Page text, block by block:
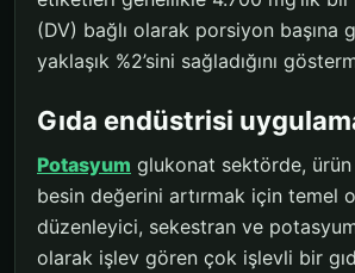
(DV) bağlı olarak porsiyon başına
yaklaşık %2’sini sağladığını
Gıda endüstrisi
Potasyum glukonat sektörde,
besin değerini artırmak için temel
düzenleyici, sekestran ve
olarak işlev gören çok işlevli bir